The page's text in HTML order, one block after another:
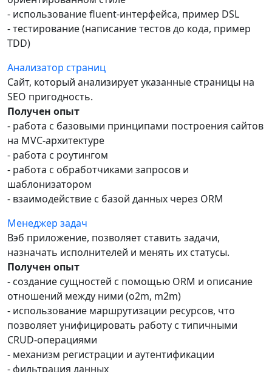
- использование fluent-интерфейса, пример DSL
- тестирование (написание тестов до кода, пример
TDD)
Анализатор страниц
Сайт, который анализирует указанные страницы на
SEO пригодность.
Получен опыт
- работа с базовыми принципами построения сайтов
на MVC-архитектуре
- работа с роутингом
- работа с обработчиками запросов и
шаблонизатором
- взаимодействие с базой данных через ORM
Менеджер задач
Вэб приложение, позволяет ставить задачи,
назначать исполнителей и менять их статусы.
Получен опыт
- создание сущностей с помощью ORM и описание
отношений между ними (o2m, m2m)
- использование маршрутизации ресурсов, что
позволяет унифицировать работу с типичными
CRUD-операциями
- механизм регистрации и аутентификации
- фильтрация данных